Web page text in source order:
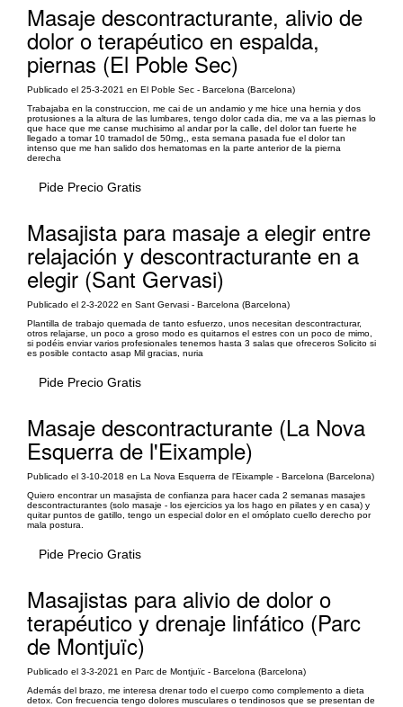
Masaje descontracturante, alivio de
dolor o terapéutico en espalda,
piernas (El Poble Sec)
Publicado el 25-3-2021 en El Poble Sec - Barcelona (Barcelona)
Trabajaba en la construccion, me cai de un andamio y me hice una hernia y dos
protusiones a la altura de las lumbares, tengo dolor cada dia, me va a las piernas lo
que hace que me canse muchisimo al andar por la calle, del dolor tan fuerte he
llegado a tomar 10 tramadol de 50mg,, esta semana pasada fue el dolor tan
intenso que me han salido dos hematomas en la parte anterior de la pierna
derecha
Pide Precio Gratis
Masajista para masaje a elegir entre
relajación y descontracturante en a
elegir (Sant Gervasi)
Publicado el 2-3-2022 en Sant Gervasi - Barcelona (Barcelona)
Plantilla de trabajo quemada de tanto esfuerzo, unos necesitan descontracturar,
otros relajarse, un poco a groso modo es quitarnos el estres con un poco de mimo,
si podéis enviar varios profesionales tenemos hasta 3 salas que ofreceros Solicito si
es posible contacto asap Mil gracias, nuria
Pide Precio Gratis
Masaje descontracturante (La Nova
Esquerra de l'Eixample)
Publicado el 3-10-2018 en La Nova Esquerra de l'Eixample - Barcelona (Barcelona)
Quiero encontrar un masajista de confianza para hacer cada 2 semanas masajes
descontracturantes (solo masaje - los ejercicios ya los hago en pilates y en casa) y
quitar puntos de gatillo, tengo un especial dolor en el omóplato cuello derecho por
mala postura.
Pide Precio Gratis
Masajistas para alivio de dolor o
terapéutico y drenaje linfático (Parc
de Montjuïc)
Publicado el 3-3-2021 en Parc de Montjuïc - Barcelona (Barcelona)
Además del brazo, me interesa drenar todo el cuerpo como complemento a dieta
detox. Con frecuencia tengo dolores musculares o tendinosos que se presentan de